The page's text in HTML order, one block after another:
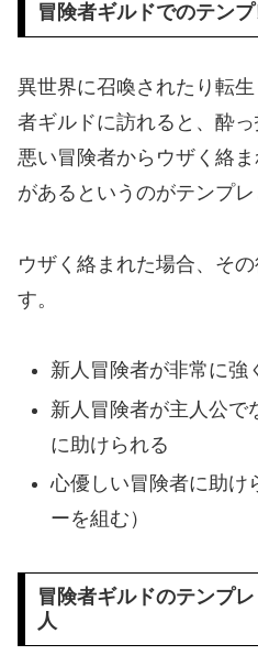
冒険者ギルドでのテン
異世界に召喚されたり転
者ギルドに訪れると、酔
悪い冒険者からウザく絡
があるというのがテンプレ
ウザく絡まれた場合、そ
す。
新人冒険者が非常に強
新人冒険者が主人公で
に助けられる
心優しい冒険者に助け
ーを組む）
冒険者ギルドのテンプ
人